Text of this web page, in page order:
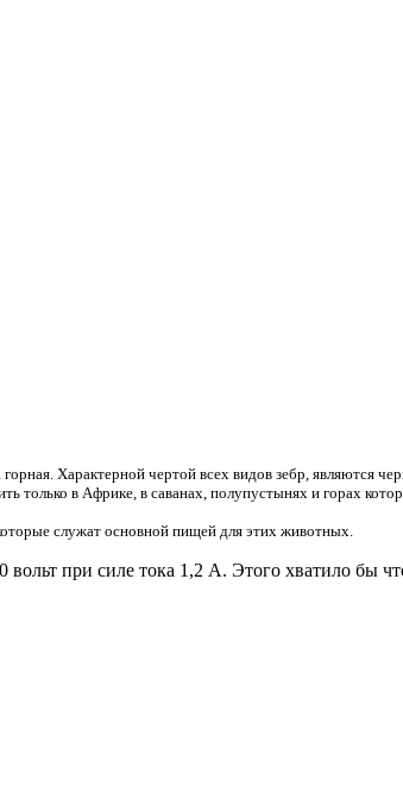
Характерной чертой всех видов зебр, являются
в Африке, в саванах, полупустынях и горах
служат основной пищей для этих животных.
при силе тока 1,2 А. Этого хватило бы